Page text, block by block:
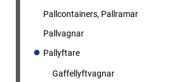
Pallcontainers, Pallramar
Pallvagnar
Pallyftare
Gaffellyftvagnar